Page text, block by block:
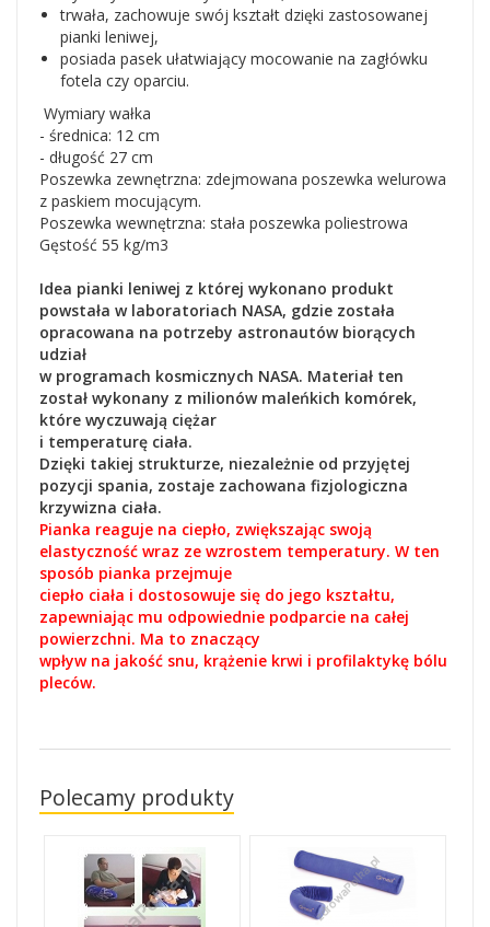
trwała, zachowuje swój kształt dzięki zastosowanej
pianki leniwej,
posiada pasek ułatwiający mocowanie na zagłówku
fotela czy oparciu.
Wymiary wałka
- średnica: 12 cm
- długość 27 cm
Poszewka zewnętrzna: zdejmowana poszewka welurowa
z paskiem mocującym.
Poszewka wewnętrzna: stała poszewka poliestrowa
Gęstość 55 kg/m3
Idea pianki leniwej z której wykonano produkt
powstała w laboratoriach NASA, gdzie została
opracowana na potrzeby astronautów biorących
udział
w programach kosmicznych NASA. Materiał ten
został wykonany z milionów maleńkich komórek,
które wyczuwają ciężar
i temperaturę ciała.
Dzięki takiej strukturze, niezależnie od przyjętej
pozycji spania, zostaje zachowana fizjologiczna
krzywizna ciała.
Pianka reaguje na ciepło, zwiększając swoją
elastyczność wraz ze wzrostem temperatury. W ten
sposób pianka przejmuje
ciepło ciała i dostosowuje się do jego kształtu,
zapewniając mu odpowiednie podparcie na całej
powierzchni. Ma to znaczący
wpływ na jakość snu, krążenie krwi i profilaktykę bólu
pleców.
Polecamy produkty